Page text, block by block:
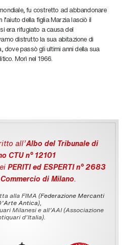
fu costretto ad abbandonare
della figlia Marzia lasciò il
era rifugiato a causa del
distrutto la sua abitazione di
dove passò gli ultimi anni della sua
Morì nel 1966.
all'Albo del Tribunale di
CTU n° 12101
PERITI ed ESPERTI n° 2683
di Milano.
alla FIMA (Federazione Mercanti
Antica),
Milanesi e all’AAI (Associazione
d’Italia).